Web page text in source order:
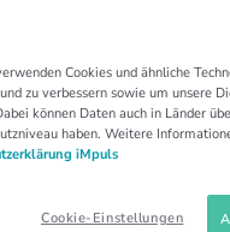
Cookies und ähnliche
zu verbessern sowie um unsere
können Daten auch in Länder
haben. Weitere
iMpuls
Cookie-Einstellungen